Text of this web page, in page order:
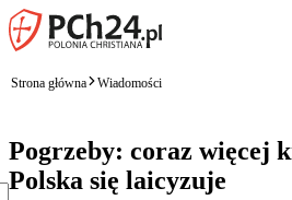
Strona główna Wiadomości
Pogrzeby: coraz więcej
Polska się laicyzuje